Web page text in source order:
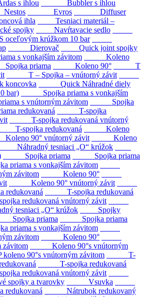
s ihlou
Bubbler s ihlou
Evros
Diffuser
ihla
Tesniaci materiál –
spojky
Navŕtavacie sedlo
krúžkom 10 bar
Dierovač
Quick joint spojky
s vonkajším závitom
Koleno
priama Koleno 90°
T
T – Spojka – vnútorný závit
Quick Náhradné diely
bar)
Spojka priama s vonkajším
s vnútorným závitom
Spojka
redukovaná
T-spojka
T-spojka redukovaná vnútorný
spojka redukovaná
Koleno
90° vnútorný závit
Koleno
tesniaci „O“ krúžok
Spojka priama
Spojka priama
s vonkajším závitom
závitom
Koleno 90°
Koleno 90° vnútorný závit
T-spojka redukovaná
redukovaná vnútorný závit
tesniaci „O“ krúžok
Spojky
priama
Spojka priama
s vonkajším závitom
závitom
Koleno 90°
závitom
Koleno 90°s vnútorným
90°s vnútorným závitom
T-
T-spojka redukovaná
redukovaná vnútorný závit
a tvarovky
Vsuvka
Nátrubok redukovaný